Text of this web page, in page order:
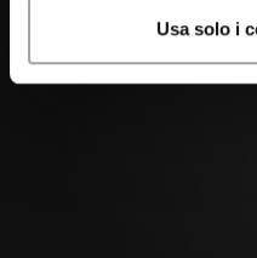
Usa solo i